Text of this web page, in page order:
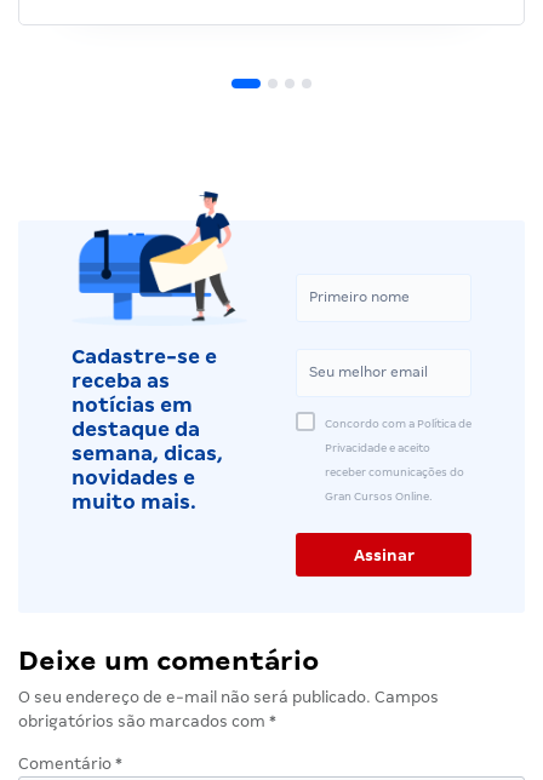
Cadastre-se e
receba as
notícias em
destaque da
semana, dicas,
novidades e
muito mais.
Concordo com a Política de
Privacidade e aceito
receber comunicações do
Gran Cursos Online.
Deixe um comentário
O seu endereço de e-mail não será publicado. Campos
obrigatórios são marcados com *
Comentário *